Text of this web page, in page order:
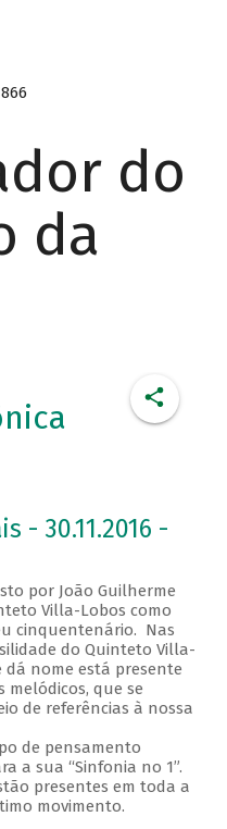
do
da
- 30.11.2016 -
por João Guilherme
Villa-Lobos como
cinquentenário. Nas
do Quinteto Villa-
nome está presente
melódicos, que se
de referências à nossa
de pensamento
a sua “Sinfonia no 1”.
presentes em toda a
movimento.